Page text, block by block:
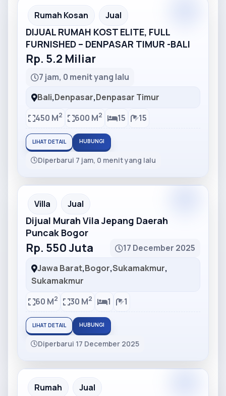
Partner Ad
Rumah Kosan Jual
DIJUAL RUMAH KOST ELITE, FULL
FURNISHED – DENPASAR TIMUR -BALI
Rp. 5.2 Miliar
7 jam, 0 menit yang lalu
Bali,Denpasar,Denpasar Timur
450 M2 600 M2 15 15
LIHAT DETAIL HUBUNGI
Diperbarui 7 jam, 0 menit yang lalu
Partner Ad
Villa Jual
Dijual Murah Vila Jepang Daerah
Puncak Bogor
Rp. 550 Juta
17 December 2025
Jawa Barat,Bogor,Sukamakmur,
Sukamakmur
60 M2 30 M2 1 1
LIHAT DETAIL HUBUNGI
Diperbarui 17 December 2025
Partner Ad
Rumah Jual